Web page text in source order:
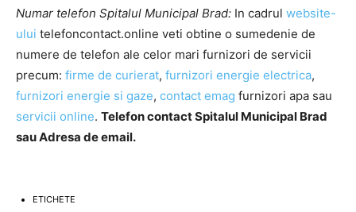
Numar telefon Spitalul Municipal Brad: In cadrul website-
ului telefoncontact.online veti obtine o sumedenie de
numere de telefon ale celor mari furnizori de servicii
precum: firme de curierat, furnizori energie electrica,
furnizori energie si gaze, contact emag furnizori apa sau
servicii online. Telefon contact Spitalul Municipal Brad
sau Adresa de email.
ETICHETE